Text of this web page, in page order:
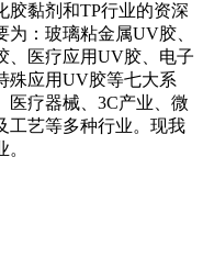
胶黏剂和TP行业的资深
：玻璃粘金属UV胶、
、医疗应用UV胶、电子
殊应用UV胶等七大系
医疗器械、3C产业、微
工艺等多种行业。现我